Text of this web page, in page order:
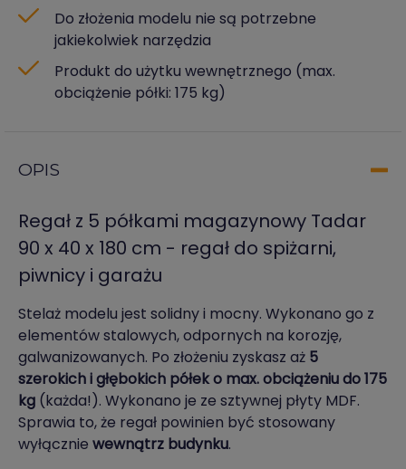
Do złożenia modelu nie są potrzebne
jakiekolwiek narzędzia
Produkt do użytku wewnętrznego (max.
obciążenie półki: 175 kg)
OPIS
Regał z 5 półkami magazynowy Tadar
90 x 40 x 180 cm - regał do spiżarni,
piwnicy i garażu
Stelaż modelu jest solidny i mocny. Wykonano go z
elementów stalowych, odpornych na korozję,
galwanizowanych. Po złożeniu zyskasz aż 5
szerokich i głębokich półek o max. obciążeniu do 175
kg (każda!). Wykonano je ze sztywnej płyty MDF.
Sprawia to, że regał powinien być stosowany
wyłącznie wewnątrz budynku.